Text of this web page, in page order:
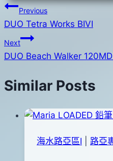
文
章
導
Previous
DUO Tetra Works BIVI
Next
DUO Beach Walker
Similar Posts
海水路亞區Ⅰ 路亞